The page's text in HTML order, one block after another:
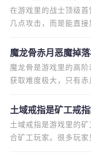
在游戏里的战士顶级
几点攻击，而是能直
魔龙骨赤月恶魔掉
魔龙骨是游戏里的高
获取难度极大，只有
土域戒指是矿工戒
土域戒指是游戏里的
合矿工玩家。很多玩